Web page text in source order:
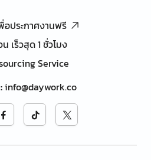
อประกาศงานฟรี
เร็วสุด 1 ชั่วโมง
Service
:info@daywork.co